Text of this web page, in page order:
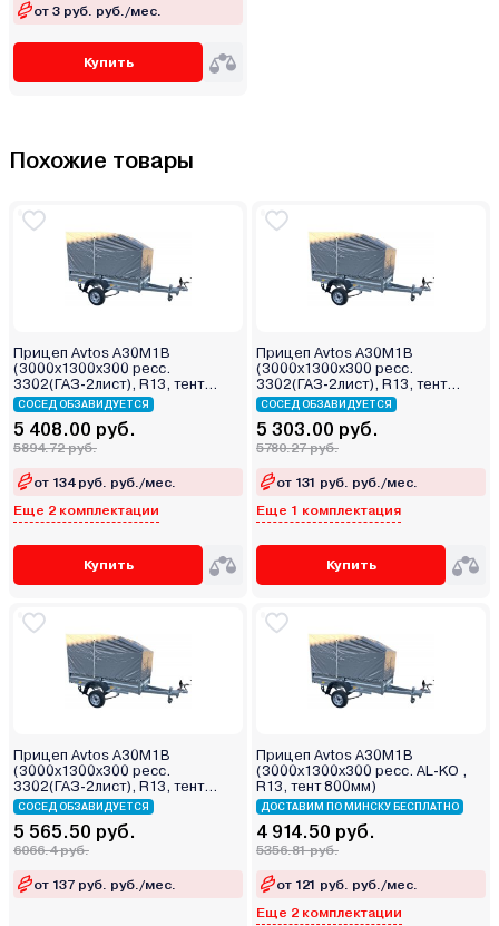
от 3 руб. руб./мес.
Купить
Похожие товары
Прицеп Avtos А30М1В
(3000х1300х300 ресс.
3302(ГАЗ-2лист), R13, тент
800мм)
СОСЕД ОБЗАВИДУЕТСЯ
5 408.00 руб.
5894.72 руб.
от 134 руб. руб./мес.
Еще 2 комплектации
Купить
Прицеп Avtos А30М1В
(3000х1300х300 ресс.
3302(ГАЗ-2лист), R13, тент
400мм)
СОСЕД ОБЗАВИДУЕТСЯ
5 303.00 руб.
5780.27 руб.
от 131 руб. руб./мес.
Еще 1 комплектация
Купить
Прицеп Avtos А30М1В
(3000х1300х300 ресс.
3302(ГАЗ-2лист), R13, тент
1200мм)
СОСЕД ОБЗАВИДУЕТСЯ
5 565.50 руб.
6066.4 руб.
от 137 руб. руб./мес.
Прицеп Avtos А30М1В
(3000х1300х300 ресс. AL-KO ,
R13, тент 800мм)
ДОСТАВИМ ПО МИНСКУ БЕСПЛАТНО
4 914.50 руб.
5356.81 руб.
от 121 руб. руб./мес.
Еще 2 комплектации